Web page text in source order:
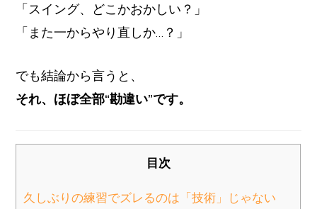
「スイング、どこかおかしい？」
「また一からやり直しか…？」
でも結論から言うと、
それ、ほぼ全部“勘違い”です。
目次
久しぶりの練習でズレるのは「技術」じゃない